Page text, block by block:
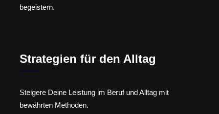
begeistern.
Strategien für den Alltag
Steigere Deine Leistung im Beruf und Alltag mit
bewährten Methoden.